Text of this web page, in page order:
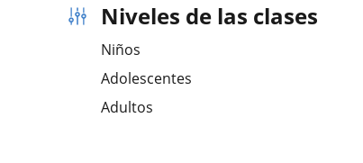
Niveles de las clases
Niños
Adolescentes
Adultos